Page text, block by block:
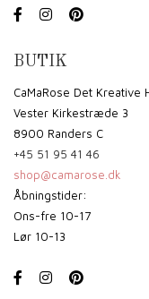
BUTIK
CaMaRose Det Kreative
Vester Kirkestræde 3
8900 Randers C
+45 51 95 41 46
shop@camarose.dk
Åbningstider:
Ons-fre 10-17
Lør 10-13